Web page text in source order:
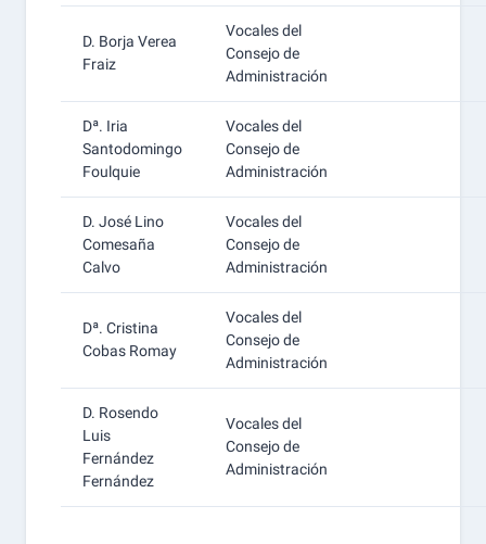
D. Borja Verea
Fraiz
Vocales del
Consejo de
Administración
Dª. Iria
Santodomingo
Foulquie
Vocales del
Consejo de
Administración
D. José Lino
Comesaña
Calvo
Vocales del
Consejo de
Administración
Dª. Cristina
Cobas Romay
Vocales del
Consejo de
Administración
D. Rosendo
Luis
Fernández
Fernández
Vocales del
Consejo de
Administración